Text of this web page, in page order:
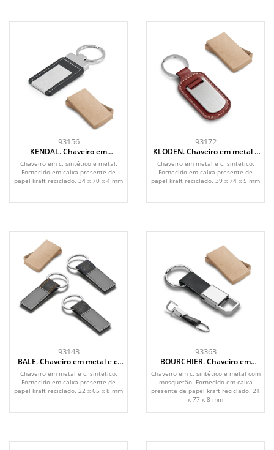
93156
KENDAL. Chaveiro em
c.sintético e metal
Chaveiro em c. sintético e metal.
Fornecido em caixa presente de
papel kraft reciclado. 34 x 70 x 4 mm
93172
KLODEN. Chaveiro em metal e
c.sintético
Chaveiro em metal e c. sintético.
Fornecido em caixa presente de
papel kraft reciclado. 39 x 74 x 5 mm
93143
BALE. Chaveiro em metal e c.
sintético
Chaveiro em metal e c. sintético.
Fornecido em caixa presente de
papel kraft reciclado. 22 x 65 x 8 mm
93363
BOURCHIER. Chaveiro em
c.sintético e metal
Chaveiro em c. sintético e metal com
mosquetão. Fornecido em caixa
presente de papel kraft reciclado. 21
x 77 x 8 mm